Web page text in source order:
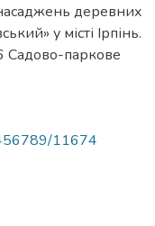
деревних
у місті Ірпінь.
Садово-паркове
11674